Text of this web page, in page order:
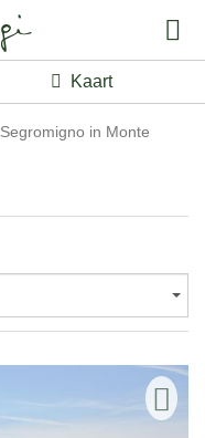
Kaart
Segromigno in Monte